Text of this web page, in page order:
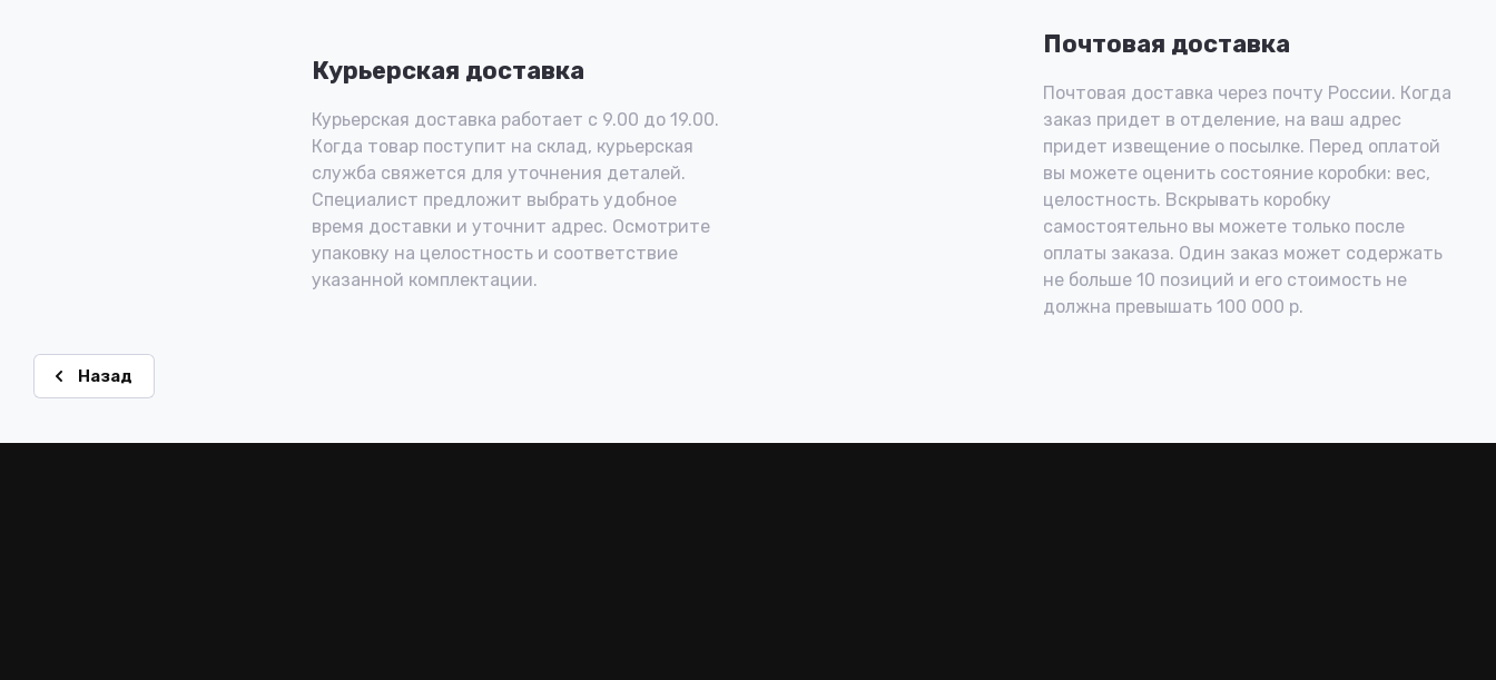
Курьерская доставка
Курьерская доставка работает с 9.00 до 19.00.
Когда товар поступит на склад, курьерская
служба свяжется для уточнения деталей.
Специалист предложит выбрать удобное
время доставки и уточнит адрес. Осмотрите
упаковку на целостность и соответствие
указанной комплектации.
Почтовая доставка
Почтовая доставка через почту России. Когда
заказ придет в отделение, на ваш адрес
придет извещение о посылке. Перед оплатой
вы можете оценить состояние коробки: вес,
целостность. Вскрывать коробку
самостоятельно вы можете только после
оплаты заказа. Один заказ может содержать
не больше 10 позиций и его стоимость не
должна превышать 100 000 р.
Назад